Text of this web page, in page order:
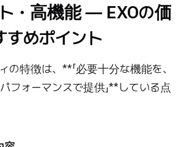
・高機能 ― EXOの価
めポイント
の特徴は、**「必要十分な機能を、
フォーマンスで提供」**している点